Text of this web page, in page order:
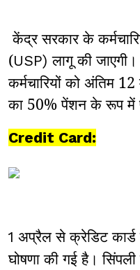
केंद्र सरकार के
(USP)लागू की
कर्मचारियों को अंतिम
का 50% पेंशन के रूप में
Credit Card:
1 अप्रैल से क्रेडिट कार्ड
घोषणा की गई है।